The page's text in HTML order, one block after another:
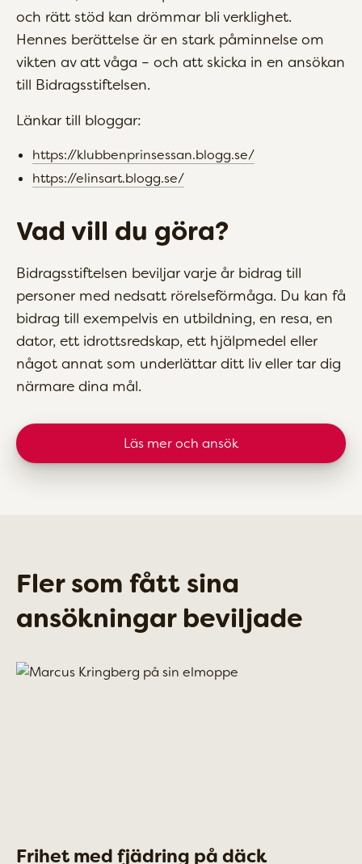
och rätt stöd kan drömmar bli verklighet.
Hennes berättelse är en stark påminnelse om
vikten av att våga – och att skicka in en ansökan
till Bidragsstiftelsen.
Länkar till bloggar:
https://klubbenprinsessan.blogg.se/
https://elinsart.blogg.se/
Vad vill du göra?
Bidragsstiftelsen beviljar varje år bidrag till
personer med nedsatt rörelseförmåga. Du kan få
bidrag till exempelvis en utbildning, en resa, en
dator, ett idrottsredskap, ett hjälpmedel eller
något annat som underlättar ditt liv eller tar dig
närmare dina mål.
Läs mer och ansök
Fler som fått sina
ansökningar beviljade
Frihet med fjädring på däck